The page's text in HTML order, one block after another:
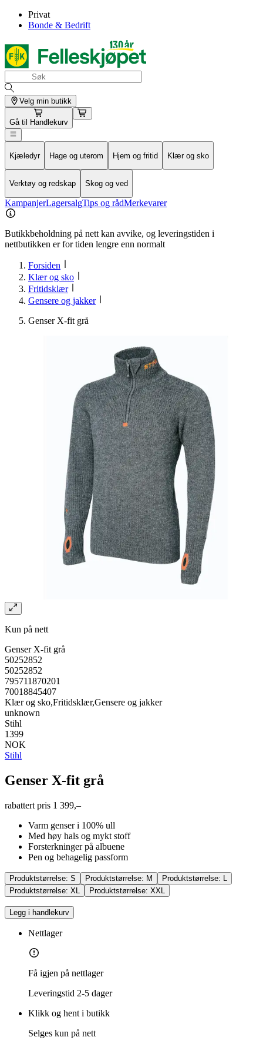
Privat
Bonde & Bedrift
Velg min butikk
Gå til Handlekurv
Kjæledyr Hage og uterom Hjem og fritid Klær og sko
Verktøy og redskap Skog og ved
KampanjerLagersalgTips og rådMerkevarer
Butikkbeholdning på nett kan avvike, og leveringstiden i
nettbutikken er for tiden lengre enn normalt
Forsiden
Klær og sko
Fritidsklær
Gensere og jakker
Genser X-fit grå
Kun på nett
Genser X-fit grå
50252852
50252852
795711870201
70018845407
Klær og sko,Fritidsklær,Gensere og jakker
unknown
Stihl
1399
NOK
Stihl
Genser X-fit grå
rabattert pris 1 399,–
Varm genser i 100% ull
Med høy hals og mykt stoff
Forsterkninger på albuene
Pen og behagelig passform
Produktstørrelse: S Produktstørrelse: M Produktstørrelse:
Produktstørrelse: XL Produktstørrelse: XXL
Legg i handlekurv
Nettlager
Få igjen på nettlager
Leveringstid 2-5 dager
Klikk og hent i butikk
Selges kun på nett